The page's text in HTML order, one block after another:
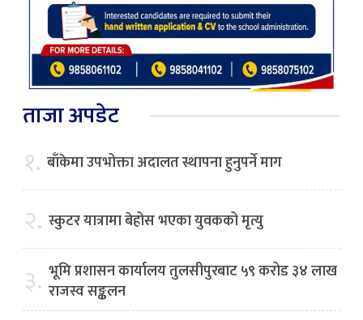
ताजा अपडेट
१. बाँकेमा उपभोक्ता अदालत स्थापना हुनुपर्ने माग
२. स्कुटर यात्रामा बेहोस भएका युवकको मृत्यु
३. भूमि प्रशासन कार्यालय तुलसीपुरबाट ५९ करोड ३४ लाख
राजस्व सङ्कलन